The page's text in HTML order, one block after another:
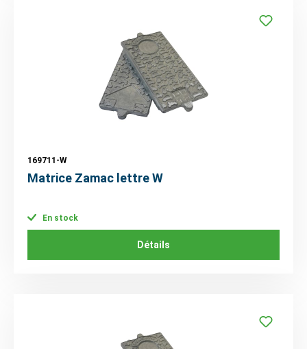
169711-W
Matrice Zamac lettre W
En stock
Détails